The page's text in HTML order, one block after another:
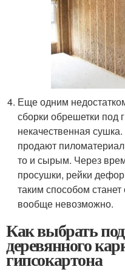
Еще одним
сборки обрешетки под
некачественная
продают
то и сырым. Через
просушки, рейки
таким способом станет
вообще невозможно.
Как выбрать
деревянного
гипсокартона